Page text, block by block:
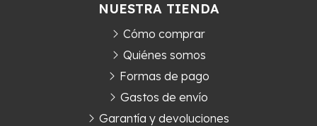
NUESTRA TIENDA
Cómo comprar
Quiénes somos
Formas de pago
Gastos de envío
Garantía y devoluciones